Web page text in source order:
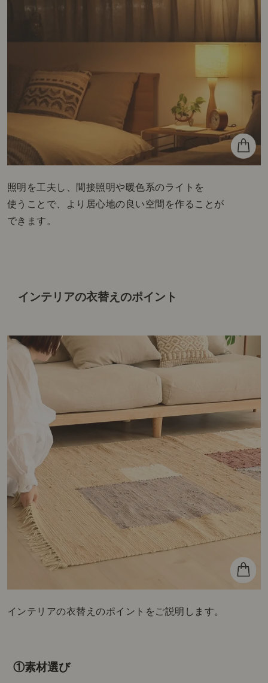
照明を工夫し、間接照明や暖色系のライトを
使うことで、より居心地の良い空間を作ることが
できます。
インテリアの衣替えのポイント
インテリアの衣替えのポイントをご説明します。
①素材選び